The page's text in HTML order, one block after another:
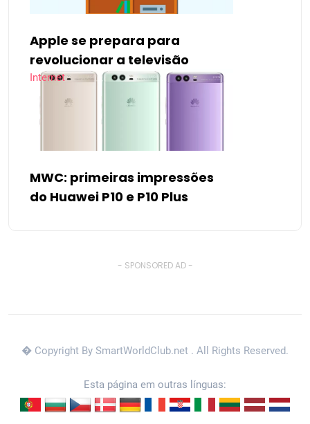
Apple se prepara para
revolucionar a televisão
Internet
MWC: primeiras impressões
do Huawei P10 e P10 Plus
- SPONSORED AD -
� Copyright By SmartWorldClub.net . All Rights Reserved.
Esta página em outras línguas: